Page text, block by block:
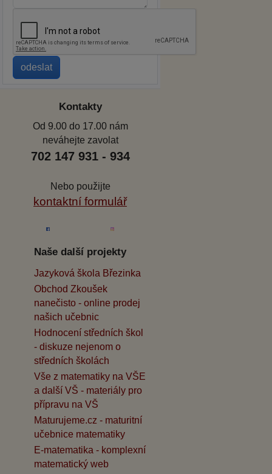
Kontakty
Od 9.00 do 17.00 nám
neváhejte zavolat
702 147 931 - 934
Nebo použijte
kontaktní formulář
Naše další projekty
Jazyková škola Březinka
Obchod Zkoušek
nanečisto - online prodej
našich učebnic
Hodnocení středních škol
- diskuze nejenom o
středních školách
Vše z matematiky na VŠE
a další VŠ - materiály pro
přípravu na VŠ
Maturujeme.cz - maturitní
učebnice matematiky
E-matematika - komplexní
matematický web